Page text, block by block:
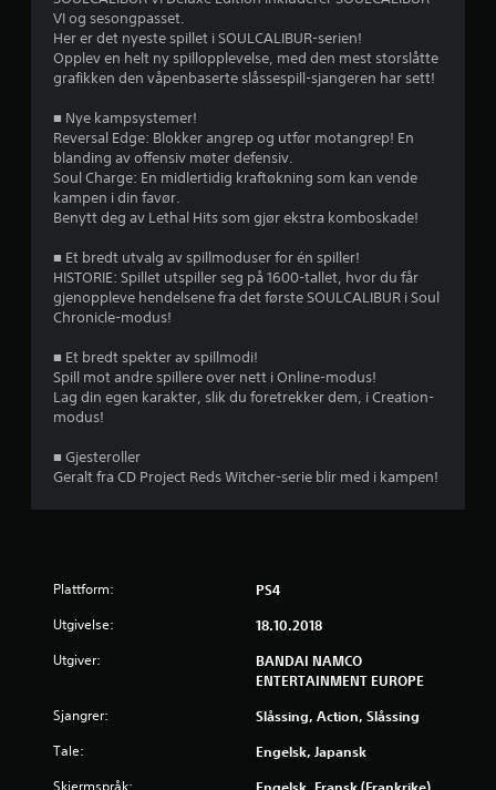
u
e
i
4
4
e
r
n
VI og sesongpasset.
Her er det nyeste spillet i SOULCALIBUR-serien!
Opplev en helt ny spillopplevelse, med den mest storslåtte
grafikken den våpenbaserte slåssespill-sjangeren har sett!
■ Nye kampsystemer!
Reversal Edge: Blokker angrep og utfør motangrep! En
blanding av offensiv møter defensiv.
Soul Charge: En midlertidig kraftøkning som kan vende
kampen i din favør.
Benytt deg av Lethal Hits som gjør ekstra komboskade!
■ Et bredt utvalg av spillmoduser for én spiller!
HISTORIE: Spillet utspiller seg på 1600-tallet, hvor du får
gjenoppleve hendelsene fra det første SOULCALIBUR i Soul
Chronicle-modus!
■ Et bredt spekter av spillmodi!
Spill mot andre spillere over nett i Online-modus!
Lag din egen karakter, slik du foretrekker dem, i Creation-
modus!
■ Gjesteroller
Geralt fra CD Project Reds Witcher-serie blir med i kampen!
Plattform: PS4
Utgivelse: 18.10.2018
Utgiver:
BANDAI NAMCO
ENTERTAINMENT EUROPE
Sjangrer: Slåssing, Action, Slåssing
Tale: Engelsk, Japansk
Skjermspråk:
Engelsk, Fransk (Frankrike),